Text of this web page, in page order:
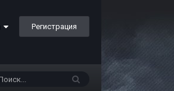
Регистрация